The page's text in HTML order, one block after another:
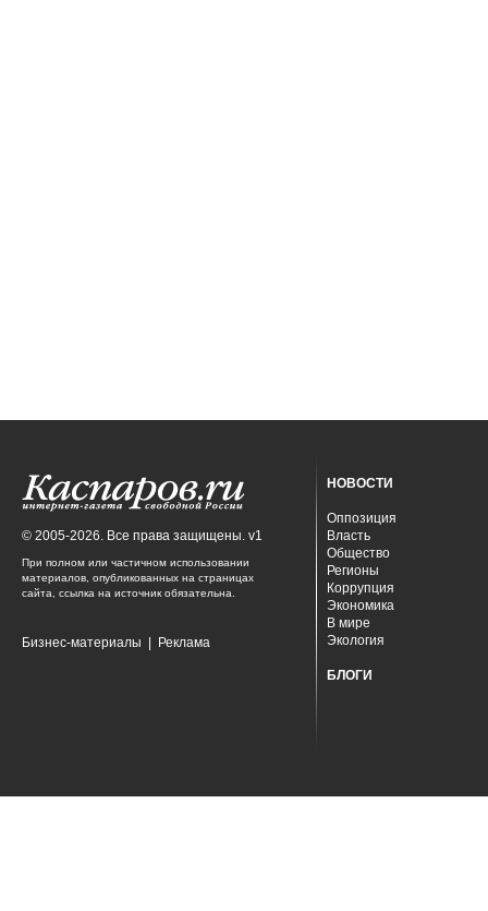
© 2005-2026. Все права защищены. v1
При полном или частичном использовании
материалов, опубликованных на страницах
сайта, ссылка на источник обязательна.
Бизнес-материалы Реклама
НОВОСТИ
Оппозиция
Власть
Общество
Регионы
Коррупция
Экономика
В мире
Экология
БЛОГИ